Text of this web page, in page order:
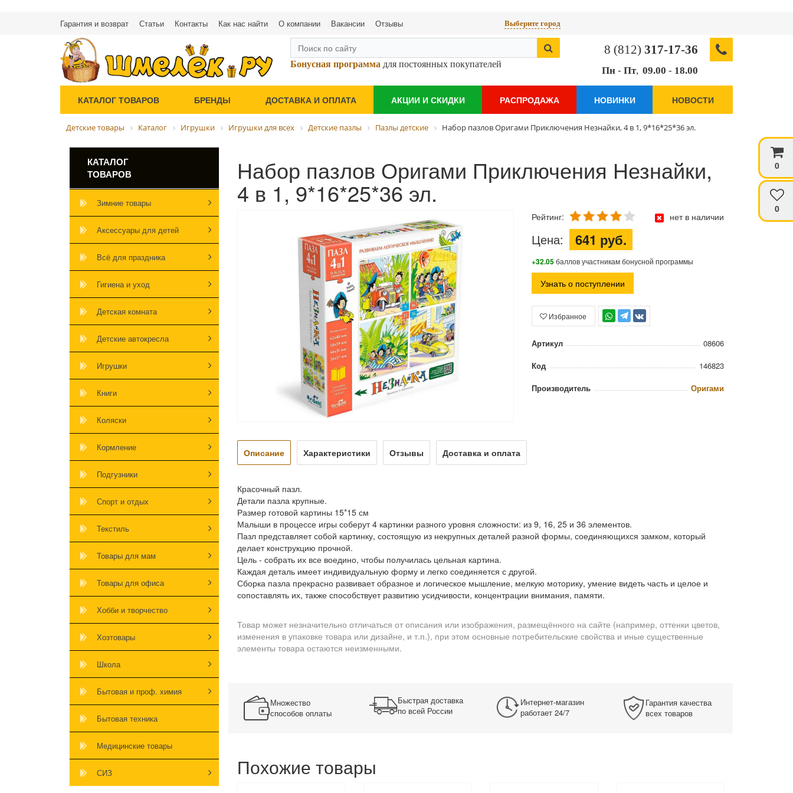
Гарантия и возврат Статьи Контакты Как нас найти О компании Вакансии Отзывы
0
0
Выберите город
Бонусная программа для постоянных покупателей
8 (812) 317-17-36
Пн - Пт, 09.00 - 18.00
КАТАЛОГ ТОВАРОВ БРЕНДЫ ДОСТАВКА И ОПЛАТА АКЦИИ И СКИДКИ РАСПРОДАЖА НОВИНКИ НОВОСТИ
Детские товары Каталог Игрушки Игрушки для всех Детские пазлы Пазлы детские Набор пазлов Оригами Приключения Незнайки, 4 в 1, 9*16*25*36 эл.
КАТАЛОГ
ТОВАРОВ
Зимние товары
Аксессуары для детей
Всё для праздника
Гигиена и уход
Детская комната
Детские автокресла
Игрушки
Книги
Коляски
Кормление
Подгузники
Спорт и отдых
Текстиль
Товары для мам
Товары для офиса
Хобби и творчество
Хозтовары
Школа
Бытовая и проф. химия
Бытовая техника
Медицинские товары
СИЗ
Набор пазлов Оригами Приключения Незнайки,
4 в 1, 9*16*25*36 эл.
Рейтинг: нет в наличии
Цена: 641 руб.
+32.05баллов участникам бонусной программы
Узнать о поступлении
TG
Избранное
Артикул
08606
Код
146823
Производитель
Оригами
Описание Характеристики Отзывы Доставка и оплата
Красочный пазл.
Детали пазла крупные.
Размер готовой картины 15*15 см
Малыши в процессе игры соберут 4 картинки разного уровня сложности: из 9, 16, 25 и 36 элементов.
Пазл представляет собой картинку, состоящую из некрупных деталей разной формы, соединяющихся замком, который
делает конструкцию прочной.
Цель - собрать их все воедино, чтобы получилась цельная картина.
Каждая деталь имеет индивидуальную форму и легко соединяется с другой.
Сборка пазла прекрасно развивает образное и логическое мышление, мелкую моторику, умение видеть часть и целое и
сопоставлять их, также способствует развитию усидчивости, концентрации внимания, памяти.
Товар может незначительно отличаться от описания или изображения, размещённого на сайте (например, оттенки цветов,
изменения в упаковке товара или дизайне, и т.п.), при этом основные потребительские свойства и иные существенные
элементы товара остаются неизменными.
Множество
способов оплаты
Быстрая доставка
по всей России
Интернет-магазин
работает 24/7
Гарантия качества
всех товаров
Похожие товары